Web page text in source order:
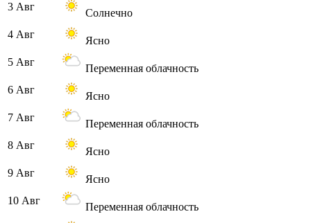
3 Авг
Солнечно
4 Авг
Ясно
5 Авг
Переменная облачность
6 Авг
Ясно
7 Авг
Переменная облачность
8 Авг
Ясно
9 Авг
Ясно
10 Авг
Переменная облачность